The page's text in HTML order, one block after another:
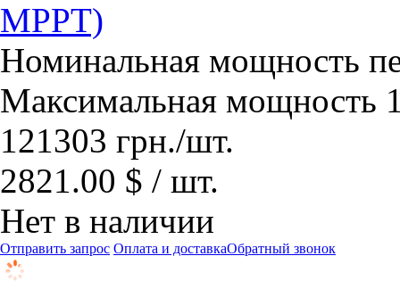
МРРТ)
Номинальная мощность
Максимальная мощность
121303 грн./шт.
2821.00 $ / шт.
Нет в наличии
Отправить запрос Оплата и доставкаОбратный звонок